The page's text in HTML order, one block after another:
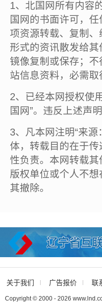
1、北国网所有内容
国网的书面许可，
项资源转载、复制
形式的资讯散发给
镜像复制或保存；
站信息资料，必需
2、已经本网授权使
国网”。违反上述声
3、凡本网注明“来
体，转载目的在于
性负责。本网转载
版权单位或个人不
其撤除。
关于我们 广告报价 联
Copyright © 2000 - 2026